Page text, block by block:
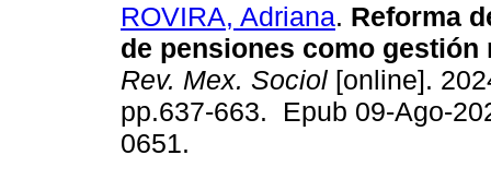
ROVIRA, Adriana. Reforma
de pensiones como gestión
Rev. Mex. Sociol [online].
pp.637-663. Epub 09-Ago-
0651.